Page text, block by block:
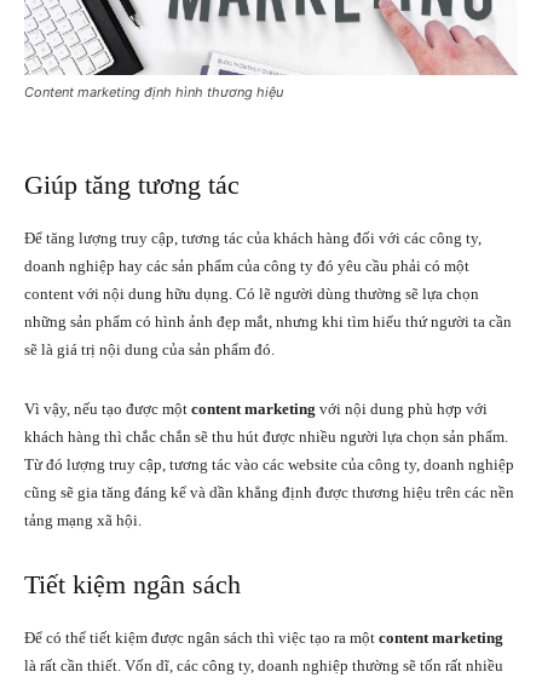
Content marketing định hình thương hiệu
Giúp tăng tương tác
Để tăng lượng truy cập, tương tác của khách hàng đối với các công ty,
doanh nghiệp hay các sản phẩm của công ty đó yêu cầu phải có một
content với nội dung hữu dụng. Có lẽ người dùng thường sẽ lựa chọn
những sản phẩm có hình ảnh đẹp mắt, nhưng khi tìm hiểu thứ người ta cần
sẽ là giá trị nội dung của sản phẩm đó.
Vì vậy, nếu tạo được một content marketing với nội dung phù hợp với
khách hàng thì chắc chắn sẽ thu hút được nhiều người lựa chọn sản phẩm.
Từ đó lượng truy cập, tương tác vào các website của công ty, doanh nghiệp
cũng sẽ gia tăng đáng kể và dần khẳng định được thương hiệu trên các nền
tảng mạng xã hội.
Tiết kiệm ngân sách
Để có thể tiết kiệm được ngân sách thì việc tạo ra một content marketing
là rất cần thiết. Vốn dĩ, các công ty, doanh nghiệp thường sẽ tốn rất nhiều